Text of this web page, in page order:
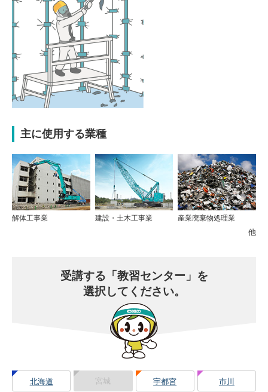
主に使用する業種
解体工事業 建設・土木工事業 産業廃棄物処理業
他
受講する 「教習センター」を
選択してください。
北海道 宮城 宇都宮 市川